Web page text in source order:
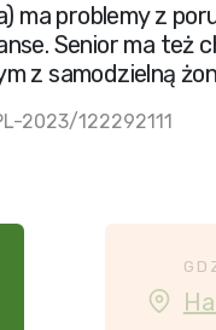
ma problemy z
Senior ma też
z samodzielną
2023/122292111